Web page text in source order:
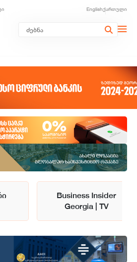
Englishქართული
Business Insider
Georgia | TV